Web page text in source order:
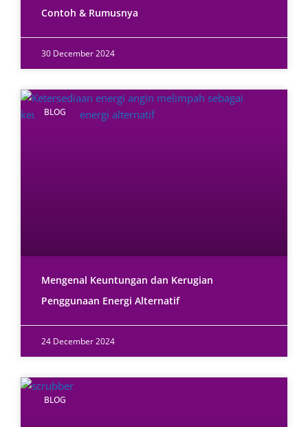
Contoh & Rumusnya
30 December 2024
BLOG
Mengenal Keuntungan dan Kerugian
Penggunaan Energi Alternatif
24 December 2024
BLOG